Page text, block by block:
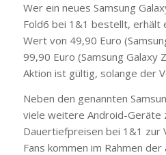
Wer ein neues Samsung
Fold6 bei 1&1 bestellt, erhält
Wert von 49,90 Euro
99,90 Euro (Samsung Galaxy
Aktion ist gültig, solange der
Neben den genannten
viele weitere Android-Geräte
Dauertiefpreisen bei 1&1 zur
Fans kommen im Rahmen